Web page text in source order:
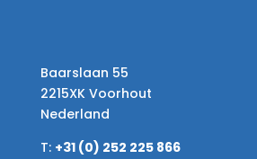
Baarslaan 55
2215XK Voorhout
Nederland
T: +31 (0) 252 225 866